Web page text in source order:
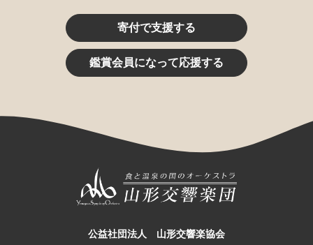
寄付で支援する
鑑賞会員になって応援する
公益社団法人 山形交響楽協会